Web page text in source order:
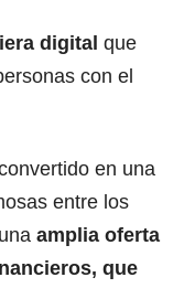
digital que
con el
en una
entre los
amplia oferta
que